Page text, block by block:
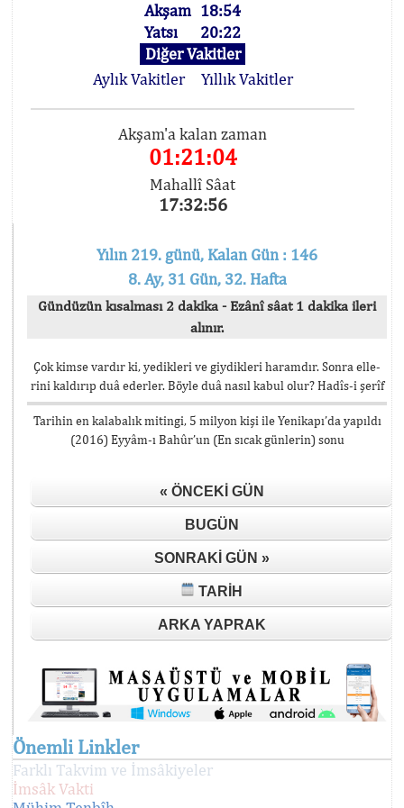
Akşam 18:54
Yatsı
20:22
Diğer Vakitler
Aylık Vakitler
Yıllık Vakitler
Akşam'a kalan zaman
01:21:04
Mahallî Sâat
17:32:56
Yılın 219. günü, Kalan Gün : 146
8. Ay, 31 Gün, 32. Hafta
Gündüzün kısalması 2 dakika - Ezânî sâat 1 dakika ileri
alınır.
Çok kimse vardır ki, yedikleri ve giydikleri haramdır. Sonra elle-
rini kaldırıp duâ ederler. Böyle duâ nasıl kabul olur? Hadîs-i şerîf
Tarihin en kalabalık mitingi, 5 milyon kişi ile Yenikapı’da yapıldı
(2016) Eyyâm-ı Bahûr’un (En sıcak günlerin) sonu
« ÖNCEKI GÜN
BUGÜN
SONRAKI GÜN »
TARIH
ARKA YAPRAK
Önemli Linkler
Farklı Takvim ve İmsâkiyeler
İmsâk Vakti